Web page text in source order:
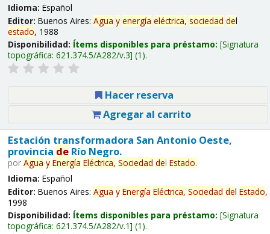
Idioma: Español
Editor: Buenos Aires: Agua y energía eléctrica, sociedad del
estado, 1988
Disponibilidad: Ítems disponibles para préstamo: Signatura
topográfica: 621.374.5/A282/v.3 (1).
Hacer reserva
Agregar al carrito
Estación transformadora San Antonio Oeste,
provincia deRío Negro.
por Agua y Energía Eléctrica, Sociedad del Estado.
Idioma: Español
Editor: Buenos Aires: Agua y Energía Eléctrica, Sociedad del Estado,
1998
Disponibilidad: Ítems disponibles para préstamo: Signatura
topográfica: 621.374.5/A282/v.1 (1).